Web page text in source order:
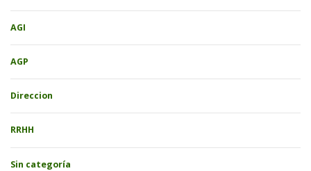
AGI
AGP
Direccion
RRHH
Sin categoría